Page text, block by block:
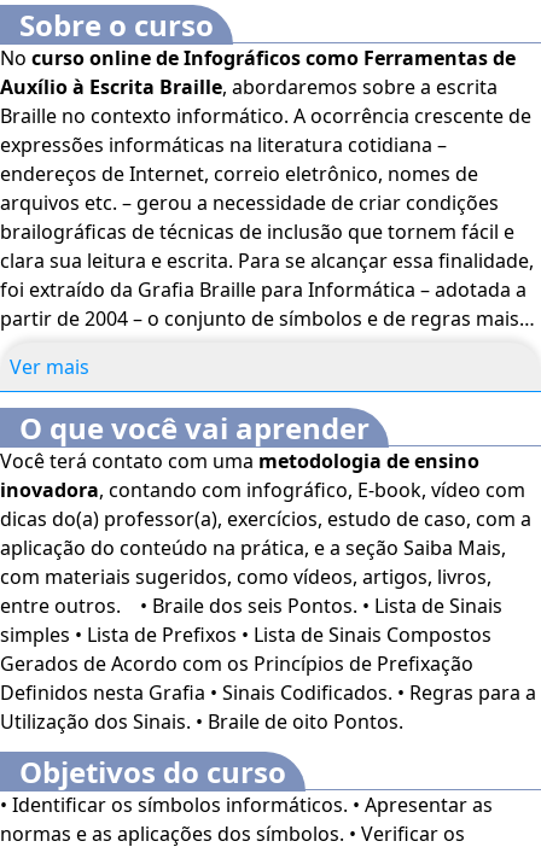
Sobre o curso
No curso online de Infográficos como Ferramentas de
Auxílio à Escrita Braille, abordaremos sobre a escrita
Braille no contexto informático. A ocorrência crescente de
expressões informáticas na literatura cotidiana –
endereços de Internet, correio eletrônico, nomes de
arquivos etc. – gerou a necessidade de criar condições
brailográficas de técnicas de inclusão que tornem fácil e
clara sua leitura e escrita. Para se alcançar essa finalidade,
foi extraído da Grafia Braille para Informática – adotada a
partir de 2004 – o conjunto de símbolos e de regras mais
informática desaconselha que os respectivos símbolos e
regras se misturem com os demais símbolos e regras da
escrita Braille. Por isso, foi criado o sinal delimitador de
contexto informático. Bons estudos. Este curso é voltado
para estudantes e profissionais da área de Línguas e
Idiomas, Além do Público em geral interessado pelo tema.
O curso dispõe dos seguintes recursos de acessibilidade:
cores em alto-contraste, aumento de fonte e tradução
automática mediante a Língua Brasileira de Sinais
(Libras). Para ativar esses recursos, acesse "minha
conta" do lado direito da tela na parte superior e
habilite de acordo com sua necessidade. O conteúdo do
curso ficará disponível por até 120 dias após a compra.
Ver mais
O que você vai aprender
Você terá contato com uma metodologia de ensino
inovadora, contando com infográfico, E-book, vídeo com
dicas do(a) professor(a), exercícios, estudo de caso, com a
aplicação do conteúdo na prática, e a seção Saiba Mais,
com materiais sugeridos, como vídeos, artigos, livros,
entre outros. • Braile dos seis Pontos. • Lista de Sinais
simples • Lista de Prefixos • Lista de Sinais Compostos
Gerados de Acordo com os Princípios de Prefixação
Definidos nesta Grafia • Sinais Codificados. • Regras para a
Utilização dos Sinais. • Braile de oito Pontos.
Objetivos do curso
• Identificar os símbolos informáticos. • Apresentar as
normas e as aplicações dos símbolos. • Verificar os